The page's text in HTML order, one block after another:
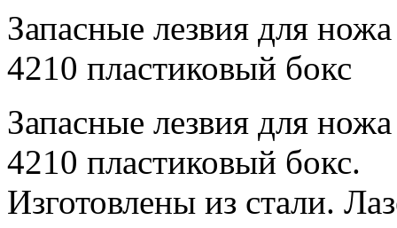
Запасные лезвия для
4210 пластиковый бокс
Запасные лезвия для
4210 пластиковый бокс.
Изготовлены из стали.